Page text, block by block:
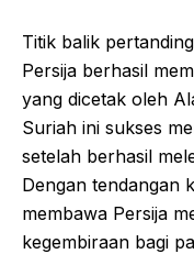
Titik balik
Persija berhasil
yang dicetak oleh
Suriah ini sukses
setelah berhasil
Dengan tendangan
membawa Persija
kegembiraan bagi